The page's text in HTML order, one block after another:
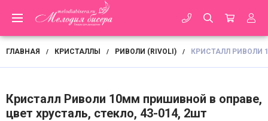
ГЛАВНАЯ / КРИСТАЛЛЫ / РИВОЛИ (RIVOLI) / КРИСТАЛЛ РИВОЛИ
Кристалл Риволи 10мм пришивной в оправе,
цвет хрусталь, стекло, 43-014, 2шт